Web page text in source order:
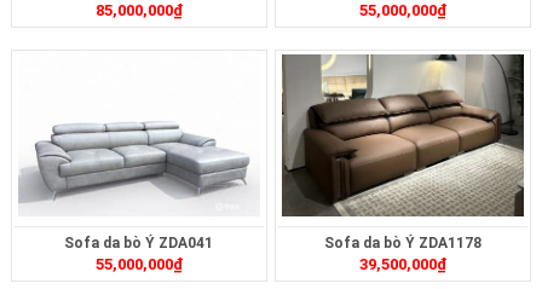
85,000,000₫ 55,000,000₫
Sofa da bò Ý ZDA041
55,000,000₫
Sofa da bò Ý ZDA1178
39,500,000₫